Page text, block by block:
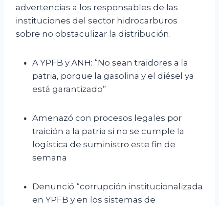
advertencias a los responsables de las
instituciones del sector hidrocarburos
sobre no obstaculizar la distribución.
A YPFB y ANH: “No sean traidores a la
patria, porque la gasolina y el diésel ya
está garantizado”
Amenazó con procesos legales por
traición a la patria si no se cumple la
logística de suministro este fin de
semana
Denunció “corrupción institucionalizada
en YPFB y en los sistemas de